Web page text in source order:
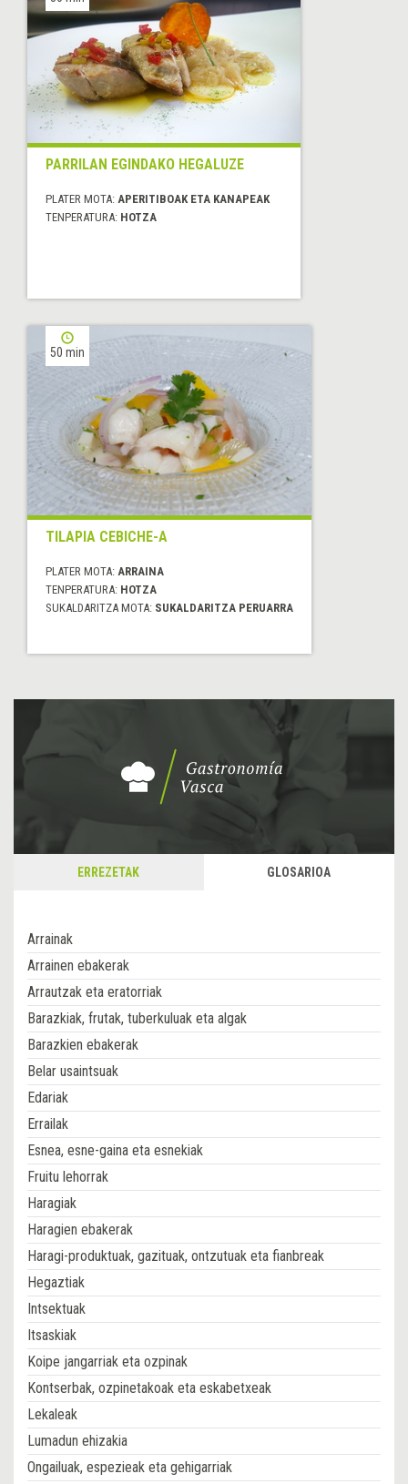
PARRILAN EGINDAKO HEGALUZE
PLATER MOTA: APERITIBOAK ETA KANAPEAK
TENPERATURA: HOTZA
50 min
TILAPIA CEBICHE-A
PLATER MOTA: ARRAINA
TENPERATURA: HOTZA
SUKALDARITZA MOTA: SUKALDARITZA PERUARRA
ERREZETAK GLOSARIOA
Arrainak
Arrainen ebakerak
Arrautzak eta eratorriak
Barazkiak, frutak, tuberkuluak eta algak
Barazkien ebakerak
Belar usaintsuak
Edariak
Errailak
Esnea, esne-gaina eta esnekiak
Fruitu lehorrak
Haragiak
Haragien ebakerak
Haragi-produktuak, gazituak, ontzutuak eta fianbreak
Hegaztiak
Intsektuak
Itsaskiak
Koipe jangarriak eta ozpinak
Kontserbak, ozpinetakoak eta eskabetxeak
Lekaleak
Lumadun ehizakia
Ongailuak, espezieak eta gehigarriak